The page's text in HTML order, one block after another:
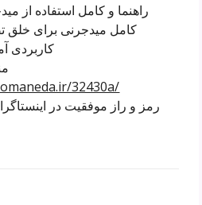
راهنما و کامل استفاده از
کاربردی
32430a/
رمز و راز موفقیت در